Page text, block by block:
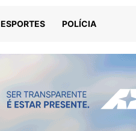
ESPORTES POLÍCIA